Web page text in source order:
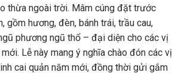
thừa ngoài trời. Mâm cúng đặt trước
gồm hương, đèn, bánh trái, trầu cau,
phương ngũ thổ – đại diện cho các vị
Lễ này mang ý nghĩa chào đón các vị
cai quản năm mới, đồng thời gửi gắm